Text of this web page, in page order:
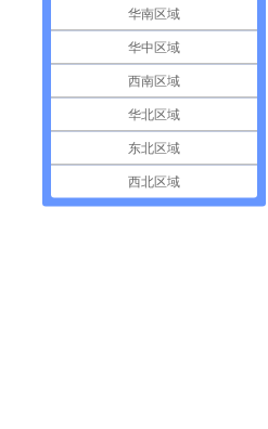
华南区域
华中区域
西南区域
华北区域
东北区域
西北区域